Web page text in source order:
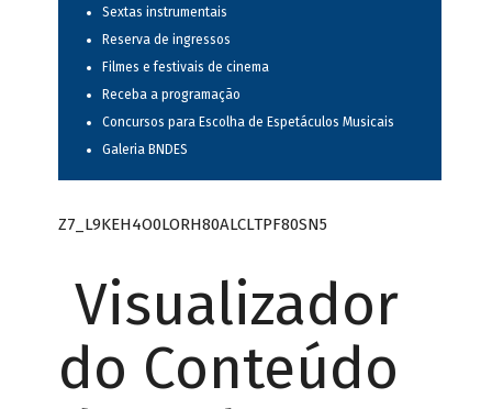
Sextas instrumentais
Reserva de ingressos
Filmes e festivais de cinema
Receba a programação
Concursos para Escolha de Espetáculos Musicais
Galeria BNDES
Z7_L9KEH4O0LORH80ALCLTPF80SN5
Visualizador
do Conteúdo